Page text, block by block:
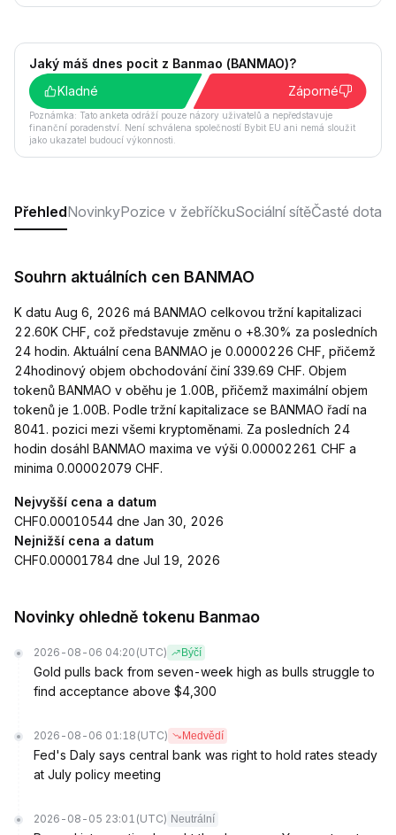
Jaký máš dnes pocit z Banmao (BANMAO)?
Kladné
Záporné
Poznámka: Tato anketa odráží pouze názory uživatelů a nepředstavuje
finanční poradenství. Není schválena společností Bybit EU ani nemá sloužit
jako ukazatel budoucí výkonnosti.
PřehledNovinkyPozice v žebříčkuSociální sítěČasté
Souhrn aktuálních cen BANMAO
K datu Aug 6, 2026 má BANMAO celkovou tržní kapitalizaci
22.60K CHF, což představuje změnu o +8.30% za posledních
24 hodin. Aktuální cena BANMAO je 0.0000226 CHF, přičemž
24hodinový objem obchodování činí 339.69 CHF. Objem
tokenů BANMAO v oběhu je 1.00B, přičemž maximální objem
tokenů je 1.00B. Podle tržní kapitalizace se BANMAO řadí na
8041. pozici mezi všemi kryptoměnami. Za posledních 24
hodin dosáhl BANMAO maxima ve výši 0.00002261 CHF a
minima 0.00002079 CHF.
Nejvyšší cena a datum
CHF0.00010544 dne Jan 30, 2026
Nejnižší cena a datum
CHF0.00001784 dne Jul 19, 2026
Novinky ohledně tokenu Banmao
2026-08-06 04:20 (UTC) Býčí
Gold pulls back from seven-week high as bulls struggle to
find acceptance above $4,300
2026-08-06 01:18 (UTC) Medvědí
Fed's Daly says central bank was right to hold rates steady
at July policy meeting
2026-08-05 23:01 (UTC) Neutrální